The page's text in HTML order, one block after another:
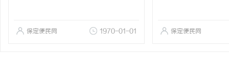
保定便民网 1970-01-01 保定便民网